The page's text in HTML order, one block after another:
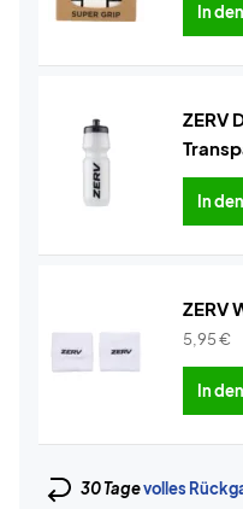
In
ZERV
In
ZERV
5,95€
In
30 Tagevolles